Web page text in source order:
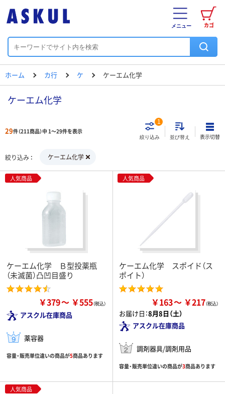
カゴ
メニュー
ホーム カ行 ケ ケーエム化学
ケーエム化学
29件（211商品）中 1～29件を表示
絞り込み
1
並び替え 表示切替
絞り込み ケーエム化学
人気商品
ケーエム化学 Ｂ型投薬瓶
（未滅菌）凸凹目盛り
￥379 ￥555
アスクル在庫商品
薬容器
容量・販売単位違いの商品が5商品あります
人気商品
ケーエム化学 スポイド（ス
ポイト）
￥163 ￥217
お届け日：8月8日（土）
アスクル在庫商品
調剤器具/調剤用品
容量・販売単位違いの商品が3商品あります
人気商品